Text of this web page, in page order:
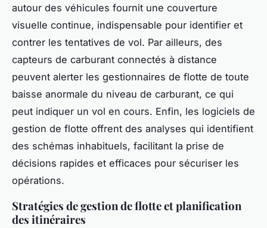
autour des véhicules fournit une couverture
visuelle continue, indispensable pour identifier et
contrer les tentatives de vol. Par ailleurs, des
capteurs de carburant connectés à distance
peuvent alerter les gestionnaires de flotte de toute
baisse anormale du niveau de carburant, ce qui
peut indiquer un vol en cours. Enfin, les logiciels de
gestion de flotte offrent des analyses qui identifient
des schémas inhabituels, facilitant la prise de
décisions rapides et efficaces pour sécuriser les
opérations.
Stratégies de gestion de flotte et planification
des itinéraires